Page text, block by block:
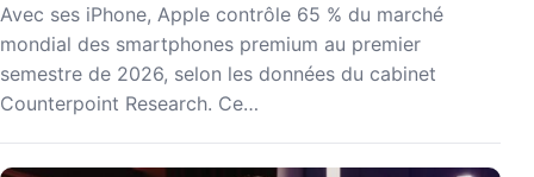
Avec ses iPhone, Apple contrôle 65 % du marché
mondial des smartphones premium au premier
semestre de 2026, selon les données du cabinet
Counterpoint Research. Ce…